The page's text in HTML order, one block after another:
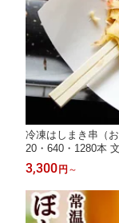
冷凍はしまき串（
20・640・1280本
だけ レンジOK 揚
ソース＆マヨで映
3,300 円 ～